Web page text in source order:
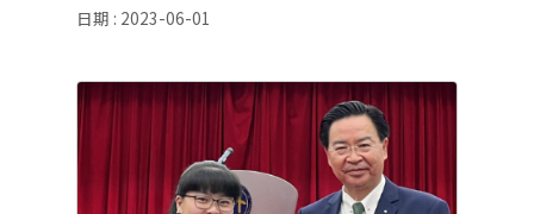
日期 : 2023-06-01